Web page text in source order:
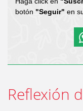
botón "Seguir" en
Reflexión